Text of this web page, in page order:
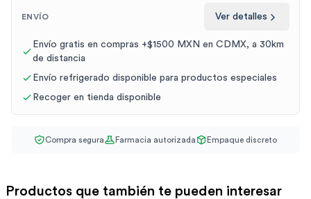
ENVÍO Ver detalles
Envío gratis en compras +$1500 MXN en CDMX, a 30km
de distancia
Envío refrigerado disponible para productos especiales
Recoger en tienda disponible
Compra segura Farmacia autorizada Empaque discreto
Productos que también te pueden interesar